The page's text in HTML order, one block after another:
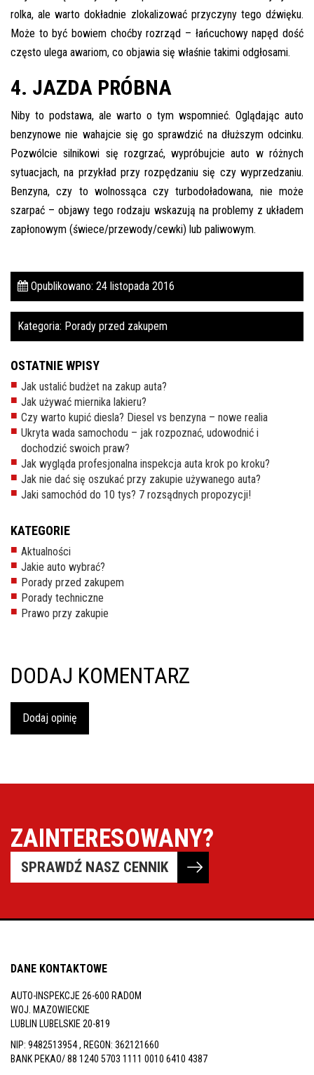
rolka, ale warto dokładnie zlokalizować przyczyny tego dźwięku.
Może to być bowiem choćby rozrząd – łańcuchowy napęd dość
często ulega awariom, co objawia się właśnie takimi odgłosami.
4. JAZDA PRÓBNA
Niby to podstawa, ale warto o tym wspomnieć. Oglądając auto
benzynowe nie wahajcie się go sprawdzić na dłuższym odcinku.
Pozwólcie silnikowi się rozgrzać, wypróbujcie auto w różnych
sytuacjach, na przykład przy rozpędzaniu się czy wyprzedzaniu.
Benzyna, czy to wolnossąca czy turbodoładowana, nie może
szarpać – objawy tego rodzaju wskazują na problemy z układem
zapłonowym (świece/przewody/cewki) lub paliwowym.
Opublikowano: 24 listopada 2016
Kategoria: Porady przed zakupem
OSTATNIE WPISY
Jak ustalić budżet na zakup auta?
Jak używać miernika lakieru?
Czy warto kupić diesla? Diesel vs benzyna – nowe realia
Ukryta wada samochodu – jak rozpoznać, udowodnić i
dochodzić swoich praw?
Jak wygląda profesjonalna inspekcja auta krok po kroku?
Jak nie dać się oszukać przy zakupie używanego auta?
Jaki samochód do 10 tys? 7 rozsądnych propozycji!
KATEGORIE
Aktualności
Jakie auto wybrać?
Porady przed zakupem
Porady techniczne
Prawo przy zakupie
DODAJ KOMENTARZ
Dodaj opinię
ZAINTERESOWANY?
SPRAWDŹ NASZ CENNIK
DANE KONTAKTOWE
AUTO-INSPEKCJE 26-600 RADOM
WOJ. MAZOWIECKIE
LUBLIN LUBELSKIE 20-819
NIP: 9482513954 , REGON: 362121660
BANK PEKAO/ 88 1240 5703 1111 0010 6410 4387